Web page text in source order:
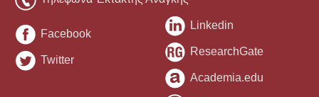
Facebook
Twitter
Linkedin
ResearchGate
Academia.edu